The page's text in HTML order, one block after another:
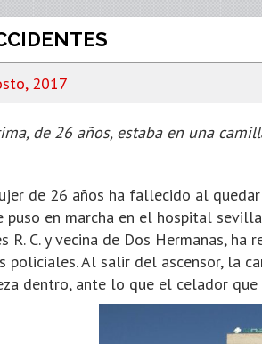
2017
de 26 años, estaba en una
de 26 años ha fallecido al
puso en marcha en el hospital
R. C. y vecina de Dos Hermanas,
policiales. Al salir del ascensor, la
dentro, ante lo que el celador